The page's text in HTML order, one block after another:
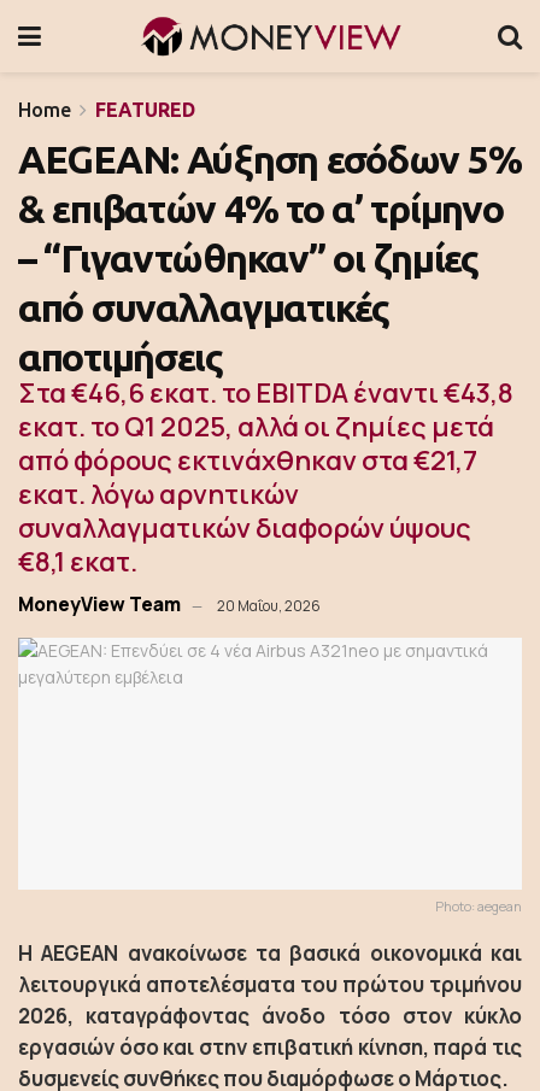
Home FEATURED
AEGEAN: Αύξηση εσόδων 5%
& επιβατών 4% το α’ τρίμηνο
– “Γιγαντώθηκαν” οι ζημίες
από συναλλαγματικές
αποτιμήσεις
Στα €46,6 εκατ. το EBITDA έναντι €43,8
εκατ. το Q1 2025, αλλά οι ζημίες μετά
από φόρους εκτινάχθηκαν στα €21,7
εκατ. λόγω αρνητικών
συναλλαγματικών διαφορών ύψους
€8,1 εκατ.
MoneyView Team 20 Μαΐου, 2026
Photo: aegean
Η AEGEAN ανακοίνωσε τα βασικά οικονομικά και
λειτουργικά αποτελέσματα του πρώτου τριμήνου
2026, καταγράφοντας άνοδο τόσο στον κύκλο
εργασιών όσο και στην επιβατική κίνηση, παρά τις
δυσμενείς συνθήκες που διαμόρφωσε ο Μάρτιος.